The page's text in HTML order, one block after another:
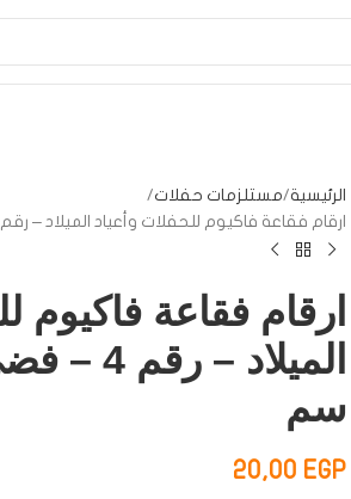
الرئيسية مستلزمات حفلات
ارقام فقاعة فاكيوم للحفلات وأعياد الميلاد – رقم 4 – فضي – ارتفاع 20 سم
ارقام فقاعة فاكيوم
سم
20,00 EGP